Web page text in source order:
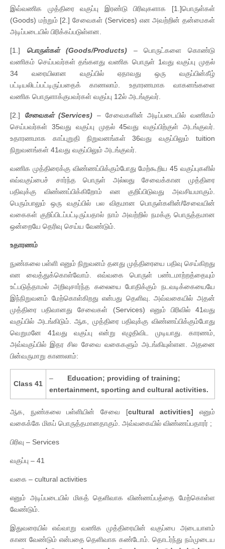
இவ்வணிக முத்திரை வகுப்பு இரண்டு பிரிவுகளாக [1.]பொருள்கள்
(Goods) மற்றும் [2.] சேவைகள் (Services) என அவற்றின் தன்மைகள்
அடிப்படையில் பிரிக்கப்படுள்ளன.
[1.] பொருள்கள் (Goods/Products) – பொருட்களை கொண்டு
வணிகம் செய்பவர்கள் தங்களது வணிக பொருள் 1வது வகுப்பு முதல்
34 வரையிலான வகுப்பில் ஏதாவது ஒரு வகுப்பின்கீழ்
பட்டியலிடப்பட்டிருப்பதைக் காணலாம். உதாரணமாக வாகனங்களை
வணிக பொருளாக்குபவர்கள் வகுப்பு 12ல் அடங்குவர்.
[2.] சேவைகள் (Services) – சேவைகளின் அடிப்படையில் வணிகம்
செய்பவர்கள் 35வது வகுப்பு முதல் 45வது வகுப்பிற்குள் அடங்குவர்.
உதாரணமாக காப்புறுதி நிறுவனங்கள் 36வது வகுப்பிலும் tuition
நிறுவனங்கள் 41வது வகுப்பிலும் அடங்குவர்.
வணிக முத்திரைக்கு விண்ணப்பிக்கும்போது மேற்கூறிய 45 வகுப்புகளில்
எவ்வகுப்பைச் சார்ந்த பொருள் அல்லது சேவைக்கான முத்திரை
பதிவுக்கு விண்ணப்பிக்கிறோம் என குறிப்பிடுவது அவசியமாகும்.
பெரும்பாலும் ஒரு வகுப்பில் பல விதமான பொருள்களின்/சேவையின்
வகைகள் குறிப்பிடப்பட்டிருப்பதால் நாம் அவற்றில் நமக்கு பொருத்தமான
ஒன்றையே தெரிவு செய்ய வேண்டும்.
உதாரணம்
நுண்கலை பள்ளி எனும் நிறுவனம் தனது முத்திரையை பதிவு செய்கிறது
என வைத்துக்கொள்வோம். எவ்வகை பொருள் பண்டமாற்றத்தையும்
உட்படுத்தாமல் அறிவுசார்ந்த கலையை போதிக்கும் நடவடிக்கையையே
இந்நிறுவனம் மேற்கொள்கிறது என்பது தெளிவு. அவ்வகையில் அதன்
முத்திரை பதிவானது சேவைகள் (Services) எனும் பிரிவில் 41வது
வகுப்பில் அடங்கிடும். ஆக, முத்திரை பதிவுக்கு விண்ணப்பிக்கும்போது
வெறுமனே 41வது வகுப்பு என்று எழுதிவிட முடியாது. காரணம்,
அவ்வகுப்பில் இதர சில சேவை வகைகளும் அடங்கியுள்ளன. அதனை
பின்வருமாறு காணலாம்:
Class 41
– Education; providing of training;
entertainment, sporting and cultural activities.
ஆக, நுண்கலை பள்ளியின் சேவை [cultural activities]எனும்
வகைக்கே மிகப் பொருத்தமானதாகும். அவ்வகையில் விண்ணப்பதாரர் ;
பிரிவு – Services
வகுப்பு – 41
வகை – cultural activities
எனும் அடிப்படையில் மிகத் தெளிவாக விண்ணப்பத்தை மேற்கொள்ள
வேண்டும்.
இதுவரையில் எவ்வாறு வணிக முத்திரையின் வகுப்பை அடையாளம்
காண வேண்டும் என்பதை தெளிவாக கண்டோம். தொடர்ந்து நம்முடைய